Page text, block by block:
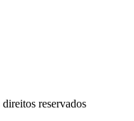
reservados